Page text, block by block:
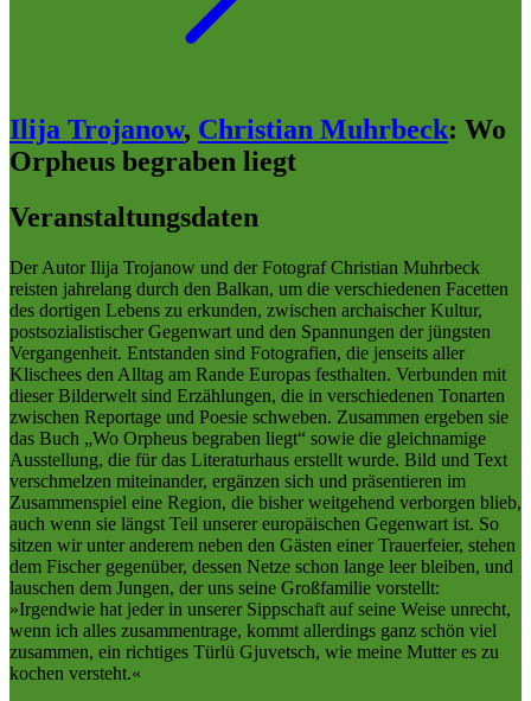
Ilija Trojanow, Christian Muhrbeck: Wo
Orpheus begraben liegt
Veranstaltungsdaten
Der Autor Ilija Trojanow und der Fotograf Christian Muhrbeck
reisten jahrelang durch den Balkan, um die verschiedenen Facetten
des dortigen Lebens zu erkunden, zwischen archaischer Kultur,
postsozialistischer Gegenwart und den Spannungen der jüngsten
Vergangenheit. Entstanden sind Fotografien, die jenseits aller
Klischees den Alltag am Rande Europas festhalten. Verbunden mit
dieser Bilderwelt sind Erzählungen, die in verschiedenen Tonarten
zwischen Reportage und Poesie schweben. Zusammen ergeben sie
das Buch „Wo Orpheus begraben liegt“ sowie die gleichnamige
Ausstellung, die für das Literaturhaus erstellt wurde. Bild und Text
verschmelzen miteinander, ergänzen sich und präsentieren im
Zusammenspiel eine Region, die bisher weitgehend verborgen blieb,
auch wenn sie längst Teil unserer europäischen Gegenwart ist. So
sitzen wir unter anderem neben den Gästen einer Trauerfeier, stehen
dem Fischer gegenüber, dessen Netze schon lange leer bleiben, und
lauschen dem Jungen, der uns seine Großfamilie vorstellt:
»Irgendwie hat jeder in unserer Sippschaft auf seine Weise unrecht,
wenn ich alles zusammentrage, kommt allerdings ganz schön viel
zusammen, ein richtiges Türlü Gjuvetsch, wie meine Mutter es zu
kochen versteht.«